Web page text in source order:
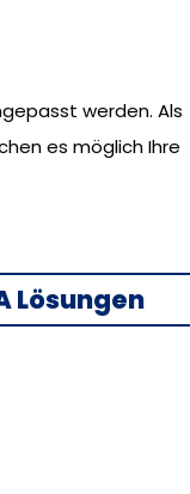
werden. Als
es möglich Ihre
Lösungen